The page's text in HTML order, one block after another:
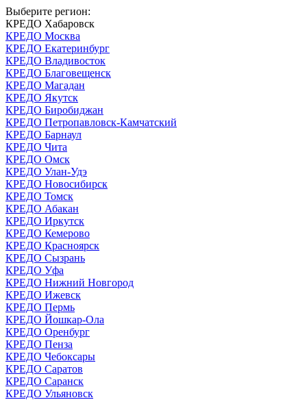
Выберите регион:
КРЕДО Хабаровск
КРЕДО Москва
КРЕДО Екатеринбург
КРЕДО Владивосток
КРЕДО Благовещенск
КРЕДО Магадан
КРЕДО Якутск
КРЕДО Биробиджан
КРЕДО Петропавловск-Камчатский
КРЕДО Барнаул
КРЕДО Чита
КРЕДО Омск
КРЕДО Улан-Удэ
КРЕДО Новосибирск
КРЕДО Томск
КРЕДО Абакан
КРЕДО Иркутск
КРЕДО Кемерово
КРЕДО Красноярск
КРЕДО Сызрань
КРЕДО Уфа
КРЕДО Нижний Новгород
КРЕДО Ижевск
КРЕДО Пермь
КРЕДО Йошкар-Ола
КРЕДО Оренбург
КРЕДО Пенза
КРЕДО Чебоксары
КРЕДО Саратов
КРЕДО Саранск
КРЕДО Ульяновск